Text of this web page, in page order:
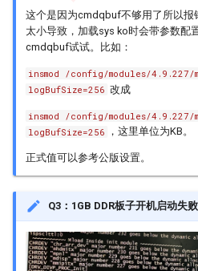
这个是因为cmdqbuf不够用了所以
太小导致，加载sys ko时会带参数配
cmdqbuf试试。比如：
insmod /config/modules/4.9.227/
logBufSize=256 改成
insmod /config/modules/4.9.227/
logBufSize=256
，这里单位为KB。
正式值可以参考公版设置。
Q3：1GB DDR板子开机启动失败